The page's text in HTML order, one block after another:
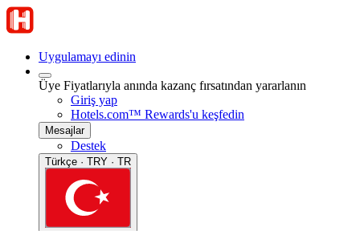
Uygulamayı edinin
Üye Fiyatlarıyla anında kazanç fırsatından yararlanın
Giriş yap
Hotels.com™ Rewards'u keşfedin
Mesajlar
Destek
Türkçe · TRY · TR